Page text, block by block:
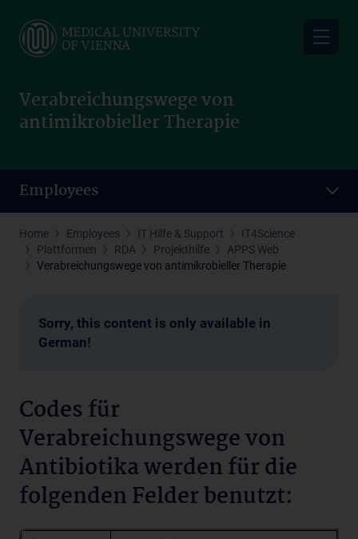
main
Verabreichungswege von
antimikrobieller Therapie
Employees
Home Employees IT Hilfe & Support
IT4Science
Plattformen
RDA Projekthilfe
APPS Web
Verabreichungswege von antimikrobieller Therapie
Sorry, this content is only available in
German!
Codes für
Verabreichungswege von
Antibiotika werden für die
folgenden Felder benutzt: